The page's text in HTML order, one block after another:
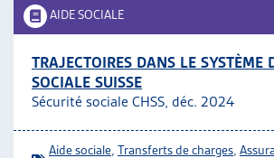
AIDE SOCIALE
TRAJECTOIRES DANS LE SYSTÈME
SOCIALE SUISSE
Sécurité sociale CHSS, déc. 2024
Aide sociale Transferts de charges